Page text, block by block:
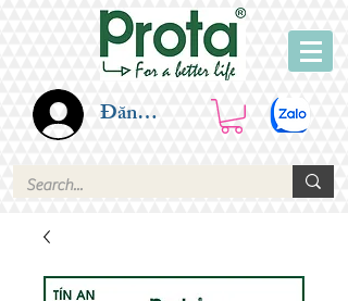
Đăng nhập